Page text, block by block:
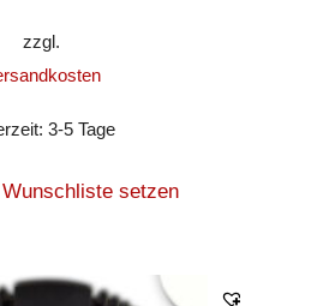
zzgl.
3-5 Tage
setzen